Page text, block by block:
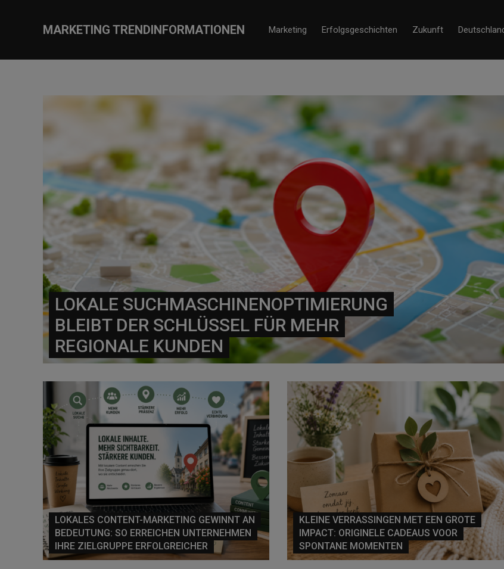
MARKETING TRENDINFORMATIONEN Marketing Erfolgsgeschichten Zukunft
LOKALE SUCHMASCHINENOPTIMIERUNG
BLEIBT DER SCHLÜSSEL FÜR MEHR
REGIONALE KUNDEN
LOKALES CONTENT-MARKETING GEWINNT AN
BEDEUTUNG: SO ERREICHEN UNTERNEHMEN
IHRE ZIELGRUPPE ERFOLGREICHER
KLEINE VERRASSINGEN MET EEN GROTE
IMPACT: ORIGINELE CADEAUS VOOR
SPONTANE MOMENTEN